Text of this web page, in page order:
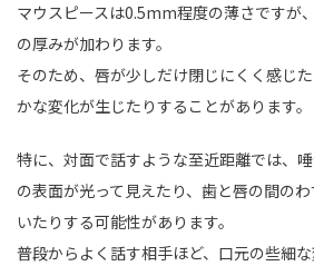
マウスピースは0.5mm程度の薄さですが
の厚みが加わります。
そのため、唇が少しだけ閉じにくく感じ
かな変化が生じたりすることがあります。
特に、対面で話すような至近距離では、
の表面が光って見えたり、歯と唇の間の
いたりする可能性があります。
普段からよく話す相手ほど、口元の些細